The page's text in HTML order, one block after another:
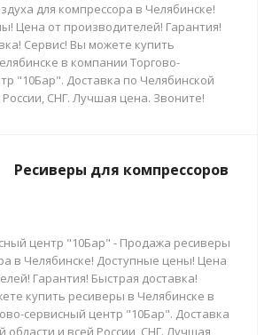
для компрессора в Челябинске!
Цена от производителей! Гарантия!
Сервис! Вы можете купить
в компании Торгово-
"10Бар". Доставка по Челябинской
России, СНГ. Лучшая цена. Звоните!
Ресиверы для компрессоров
центр "10Бар" - Продажа ресиверы
в Челябинске! Доступные цены! Цена
Гарантия! Быстрая доставка!
купить ресиверы в Челябинске в
сервисный центр "10Бар". Доставка
области и всей России, СНГ. Лучшая